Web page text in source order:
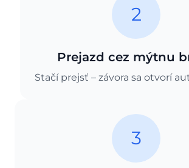
2
Prejazd cez mýtnu
Stačí prejsť – závora sa otvorí
3